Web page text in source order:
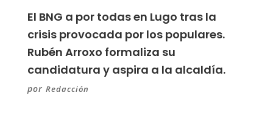
El BNG a por todas en Lugo tras la
crisis provocada por los populares.
Rubén Arroxo formaliza su
candidatura y aspira a la alcaldía.
por Redacción